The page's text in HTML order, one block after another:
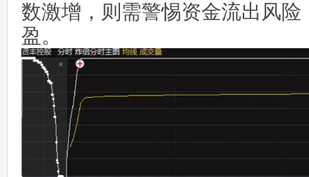
数激增，则需警惕资金流出风
盈。